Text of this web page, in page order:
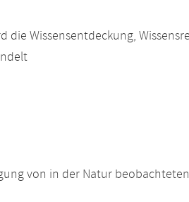
Wissensentdeckung,
von in der Natur